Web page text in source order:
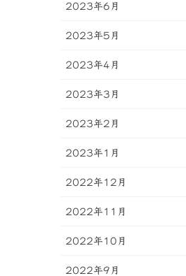
2023年6月
2023年5月
2023年4月
2023年3月
2023年2月
2023年1月
2022年12月
2022年11月
2022年10月
2022年9月